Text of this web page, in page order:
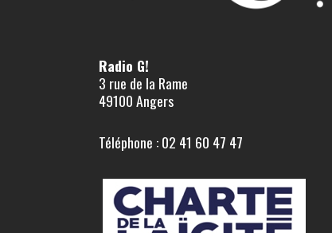
Radio G!
3 rue de la Rame
49100 Angers
Téléphone : 02 41 60 47 47